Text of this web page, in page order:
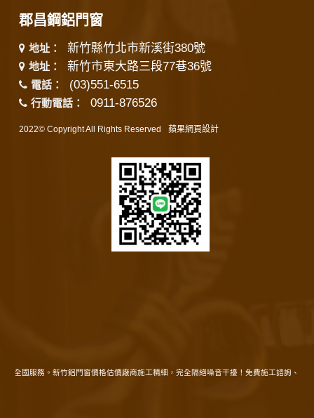
郡昌鋼鋁門窗
地址： 新竹縣竹北市新溪街380號
地址： 新竹市東大路三段77巷36號
電話： (03)551-6515
行動電話： 0911-876526
2022© Copyright All Rights Reserved 蘋果網頁設計
國服務。新竹鋁門窗價格估價廠商施工精細，完全隔絕噪音干擾！免費施工諮詢、規